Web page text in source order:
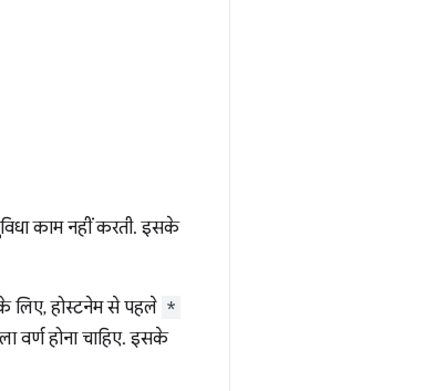
काम नहीं करती. इसके
लिए, होस्टनेम से पहले *
वर्ण होना चाहिए. इसके